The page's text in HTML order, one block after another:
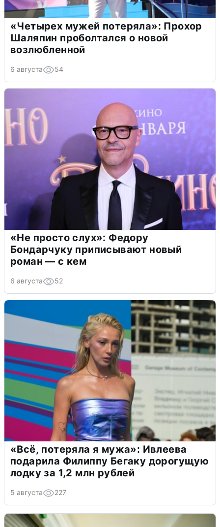
«Четырех мужей потеряла»: Прохор
Шаляпин проболтался о новой
возлюбленной
6 августа 54
«Не просто слух»: Федору
Бондарчуку приписывают новый
роман — с кем
6 августа 52
«Всё, потеряла я мужа»: Ивлеева
подарила Филиппу Бегаку дорогущую
лодку за 1,2 млн рублей
5 августа 227